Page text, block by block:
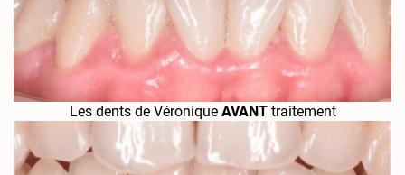
Les dents de Véronique AVANTtraitement